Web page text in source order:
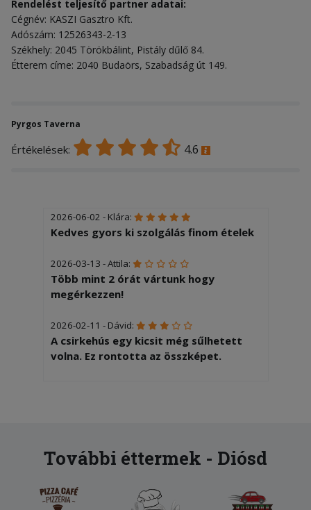
Rendelést teljesítő partner adatai:
Cégnév: KASZI Gasztro Kft.
Adószám: 12526343-2-13
Székhely: 2045 Törökbálint, Pistály dűlő 84.
Étterem címe: 2040 Budaörs, Szabadság út 149.
Pyrgos Taverna
Értékelések: 4.6
2026-06-02 - Klára:
Kedves gyors ki szolgálás finom ételek
2026-03-13 - Attila:
Több mint 2 órát vártunk hogy
megérkezzen!
2026-02-11 - Dávid:
A csirkehús egy kicsit még sűlhetett
volna. Ez rontotta az összképet.
További éttermek - Diósd